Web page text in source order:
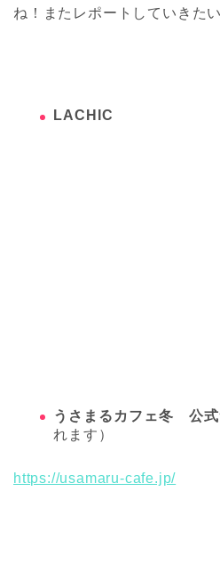
ね！またレポートしていきた
LACHIC
うさまるカフェ冬 公式
れます）
https://usamaru-cafe.jp/